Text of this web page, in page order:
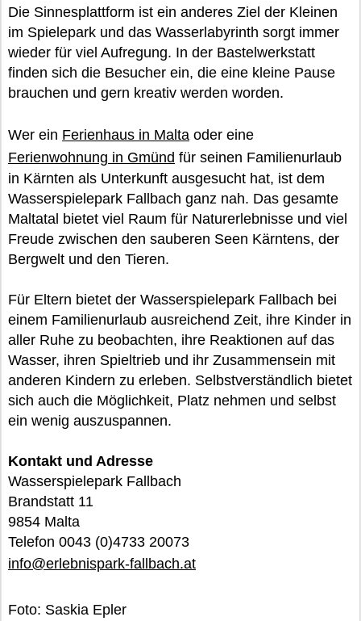
Die Sinnesplattform ist ein anderes Ziel der Kleinen
im Spielepark und das Wasserlabyrinth sorgt immer
wieder für viel Aufregung. In der Bastelwerkstatt
finden sich die Besucher ein, die eine kleine Pause
brauchen und gern kreativ werden worden.
Wer ein Ferienhaus in Malta oder eine
Ferienwohnung in Gmünd für seinen Familienurlaub
in Kärnten als Unterkunft ausgesucht hat, ist dem
Wasserspielepark Fallbach ganz nah. Das gesamte
Maltatal bietet viel Raum für Naturerlebnisse und viel
Freude zwischen den sauberen Seen Kärntens, der
Bergwelt und den Tieren.
Für Eltern bietet der Wasserspielepark Fallbach bei
einem Familienurlaub ausreichend Zeit, ihre Kinder in
aller Ruhe zu beobachten, ihre Reaktionen auf das
Wasser, ihren Spieltrieb und ihr Zusammensein mit
anderen Kindern zu erleben. Selbstverständlich bietet
sich auch die Möglichkeit, Platz nehmen und selbst
ein wenig auszuspannen.
Kontakt und Adresse
Wasserspielepark Fallbach
Brandstatt 11
9854 Malta
Telefon 0043 (0)4733 20073
info@erlebnispark-fallbach.at
Foto: Saskia Epler